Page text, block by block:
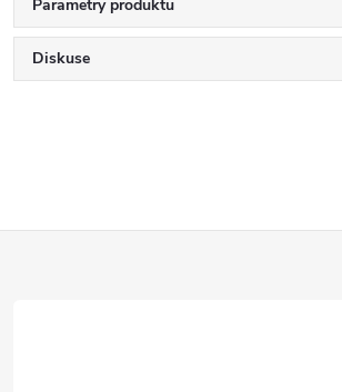
Parametry produktu
Diskuse